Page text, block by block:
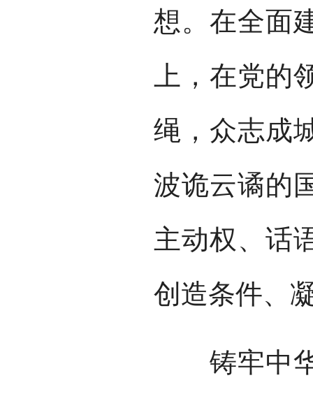
想。在全面
上，在党的
绳，众志成
波诡云谲的
主动权、话
创造条件、
铸牢中华